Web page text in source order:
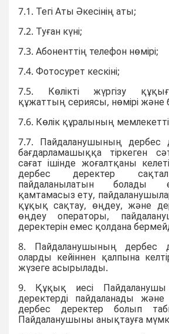
7.1. Тегі Аты Әкесінің аты;
7.2. Туған күні;
7.3. Абоненттің телефон нөмірі;
7.4. Фотосурет кескіні;
7.5. Көлікті жүргізу
құжаттың сериясы, нөмірі және
7.6. Көлік құралының мемлекеттік
7.7. Пайдаланушының дербес
бағдарламашыққа тіркеген
сағат ішінде жоғалтқаны
дербес деректер
пайдаланылатын болады
қамтамасыз ету,
құқық сақтау, өңдеу, және
өңдеу операторы,
деректерін емес қолдана
8. Пайдаланушының дербес
оларды кейіннен қалпына
жүзеге асырылады.
9. Құқық иесі Пайдаланушы
деректерді пайдаланады
дербес деректер болып
Пайдаланушыны анықтауға